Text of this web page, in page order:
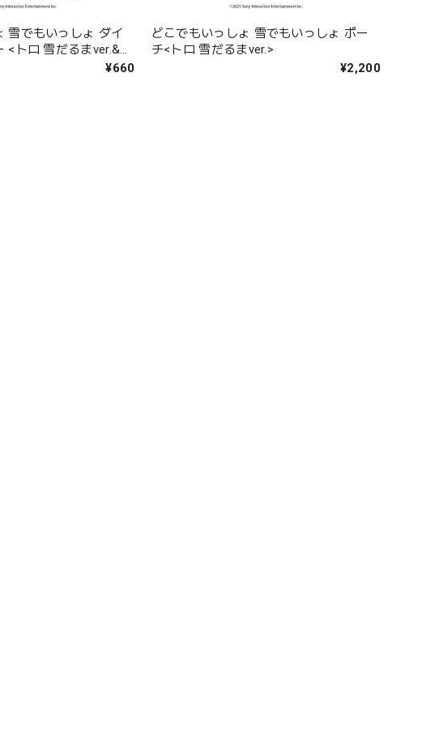
雪でもいっしょ ダイ
<トロ 雪だるまver.&ス
¥660
どこでもいっしょ 雪でもいっしょ ポー
チ<トロ 雪だるまver.>
¥2,200